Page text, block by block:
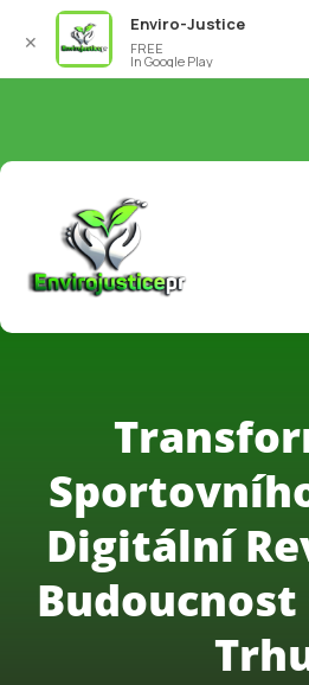
Digitální
Budoucnost
✕
Enviro-Justice
FREE
In Google Play